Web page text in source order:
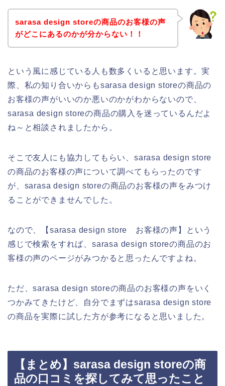
sarasa design storeの商品のお客様の声
がどこにあるのかが分からない！！
という風に感じている人も数多くいると思います。実
際、私の知り合いからもsarasa design storeの商品の
お客様の声がいいのか悪いのかがわからないので、
sarasa design storeの商品の購入を迷っているんだよ
ね～と相談されましたから。
そこで友人にも協力してもらい、sarasa design store
の商品のお客様の声について調べてもらったのです
が、sarasa design storeの商品のお客様の声をみつけ
ることができませんでした。
なので、【sarasa design store お客様の声】という
感じで検索をすれば、sarasa design storeの商品のお
客様の声のページがみつかると思ったんですよね。
ただ、sarasa design storeの商品のお客様の声をいく
つかみてきたけど、自分でまずはsarasa design store
の商品を実際に試した方が参考になると思いました。
【まとめ】sarasa design storeの商
品の口コミを探してみて思ったこと